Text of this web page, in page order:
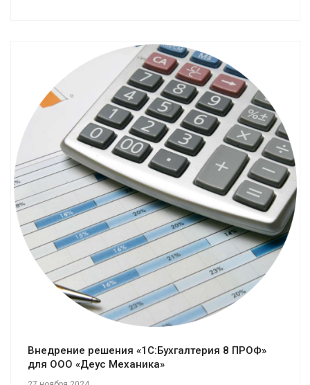
Смотреть проект
Внедрение решения «1С:Бухгалтерия 8 ПРОФ»
для ООО «Деус Механика»